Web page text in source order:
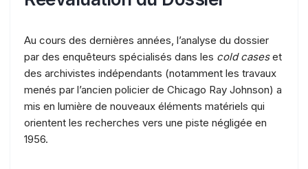
Au cours des dernières années, l’analyse du dossier
par des enquêteurs spécialisés dans les cold caseset
des archivistes indépendants (notamment les travaux
menés par l’ancien policier de Chicago Ray Johnson) a
mis en lumière de nouveaux éléments matériels qui
orientent les recherches vers une piste négligée en
1956.